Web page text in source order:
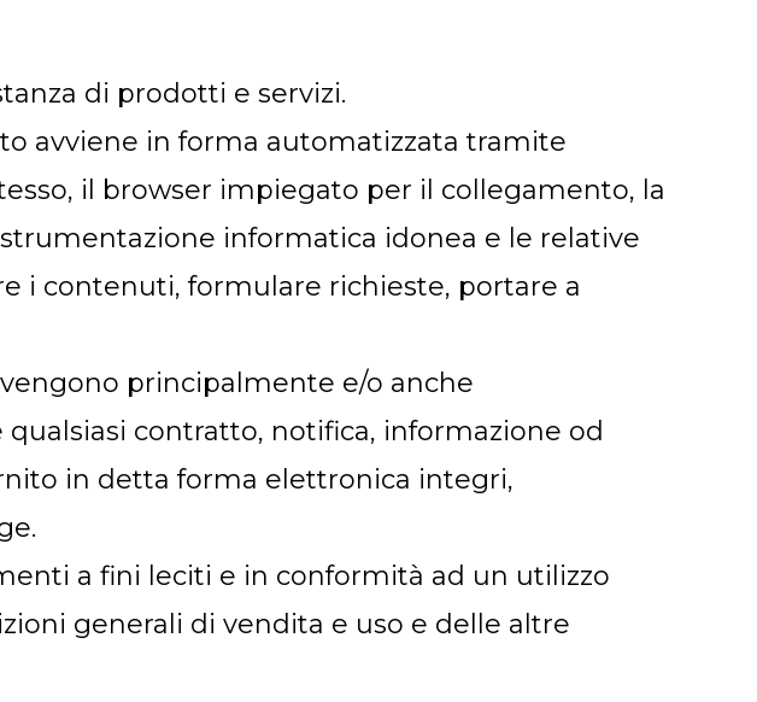
di prodotti e servizi.
avviene in forma automatizzata tramite
il browser impiegato per il collegamento, la
informatica idonea e le relative
i contenuti, formulare richieste, portare a
principalmente e/o anche
contratto, notifica, informazione od
in detta forma elettronica integri,
a fini leciti e in conformità ad un utilizzo
generali di vendita e uso e delle altre